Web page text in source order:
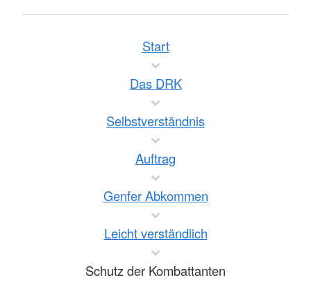
Start
Das DRK
Selbstverständnis
Auftrag
Genfer Abkommen
Leicht verständlich
Schutz der Kombattanten